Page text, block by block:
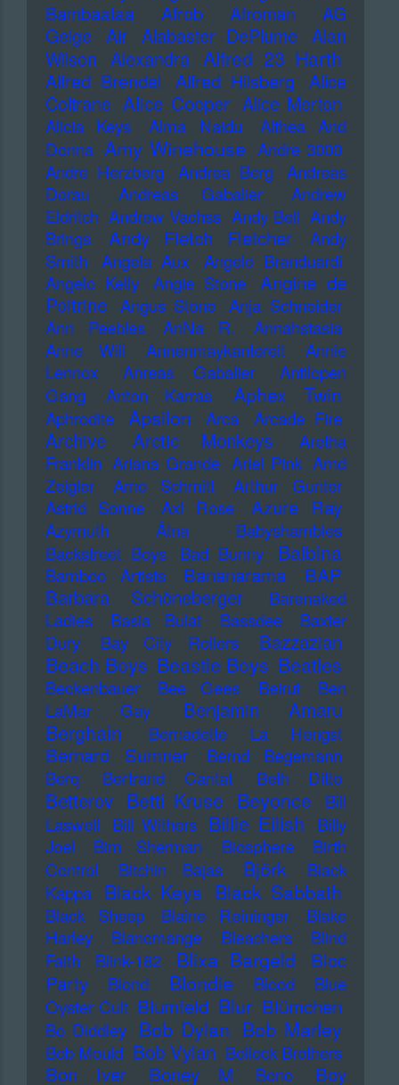
Bambaataa
Afrob Afroman
AG
Geige
Air Alabaster DePlume
Alan
Wilson Alexandra Alfred 23 Harth
Alfred Brendel Alfred Hilsberg
Alice
Coltrane Alice Cooper Alice Merton
Alicia Keys Alma Naidu
Althea And
Donna Amy Winehouse Andre 3000
Andre Herzberg
Andrea Berg
Andreas
Dorau
Andreas Gabalier
Andrew
Eldritch Andrew Vachss Andy Bell Andy
Brings
Andy Fletch Fletcher
Andy
Smith
Angela Aux
Angelo Branduardi
Angelo Kelly
Angie Stone
Angine de
Poitrine Angus Stone Anja Schneider
Ann Peebles
AnNa R.
Annahstasia
Anne Will
Annenmaykantereit
Annie
Lennox
Anreas Gabalier
Antilopen
Gang
Anton Karras Aphex Twin
Aphrodite Apsilon Arca Arcade Fire
Archive Arctic Monkeys
Aretha
Franklin Ariana Grande Ariel Pink Arnd
Zeigler
Arno Schmitt
Arthur Gunter
Astrid Sonne
Axl Rose Azure Ray
Azymuth Ätna
Babyshambles
Backstreet Boys
Bad Bunny Balbina
Bamboo Artists Bananarama
BAP
Barbara Schöneberger
Barenaked
Ladies
Basia Bulat Bassdee
Baxter
Dury
Bay City Rollers Bazzazian
Beach Boys Beastie Boys Beatles
Beckenbauer Bee Gees Beirut
Ben
LaMar Gay
Benjamin Amaru
Berghain Bernadette La Hengst
Bernard Sumner
Bernd Begemann
Berq
Bertrand Cantat Beth Ditto
Betterov Betti Kruse Beyonce
Bill
Laswell
Bill Withers Billie Eilish
Billy
Joel
Bim Sherman Biosphere
Birth
Control
Bitchin Bajas Björk
Black
Kappa Black Keys Black Sabbath
Black Sheep Blaine Reininger
Blake
Harley
Blancmange Bleachers
Blind
Faith
Blink-182 Blixa Bargeld
Bloc
Party
Blond Blondie Blood
Blue
Oyster Cult Blumfeld Blur Blümchen
Bo Diddley Bob Dylan Bob Marley
Bob Mould Bob Vylan Bollock Brothers
Bon Iver Boney M Bono
Boy